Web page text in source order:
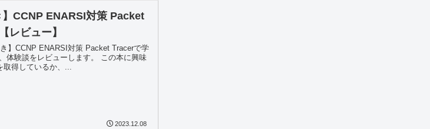
】CCNP ENARSI対策 Packet
レビュー】
】CCNP ENARSI対策 Packet Tracerで学
体験談をレビューします。 この本に興味
取得しているか、...
2023.12.08